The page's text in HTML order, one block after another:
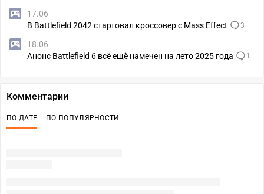
17.06
В Battlefield 2042 стартовал кроссовер с Mass Effect
3
18.06
Анонс Battlefield 6 всё ещё намечен на лето 2025 года
1
Комментарии
ПО ДАТЕ ПО ПОПУЛЯРНОСТИ